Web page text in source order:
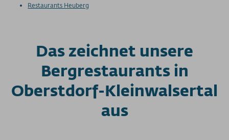
Restaurants Heuberg
Das zeichnet unsere
Bergrestaurants in
Oberstdorf-Kleinwalsertal
aus